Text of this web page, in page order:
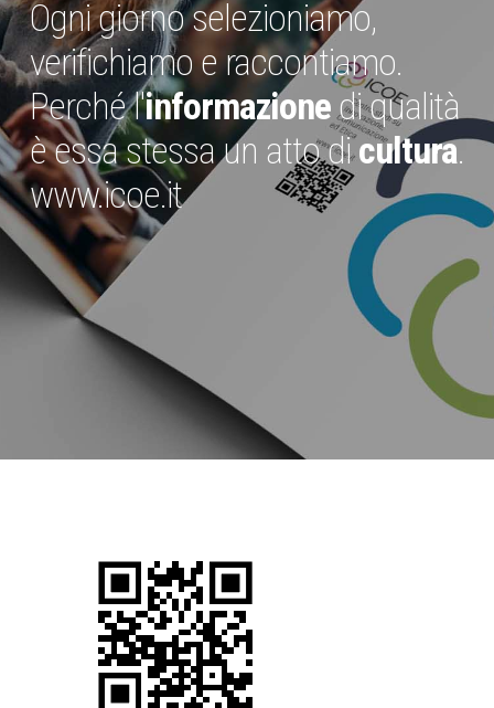
Ogni giorno selezioniamo,
verifichiamo e raccontiamo.
Perché l'informazionedi qualità
è essa stessa un atto dicultura.
www.icoe.it